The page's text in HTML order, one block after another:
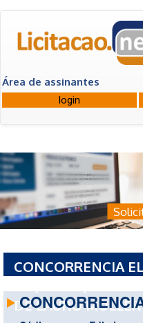
Área de assinantes
CONCORRENCIA
DE LAURO MULLER